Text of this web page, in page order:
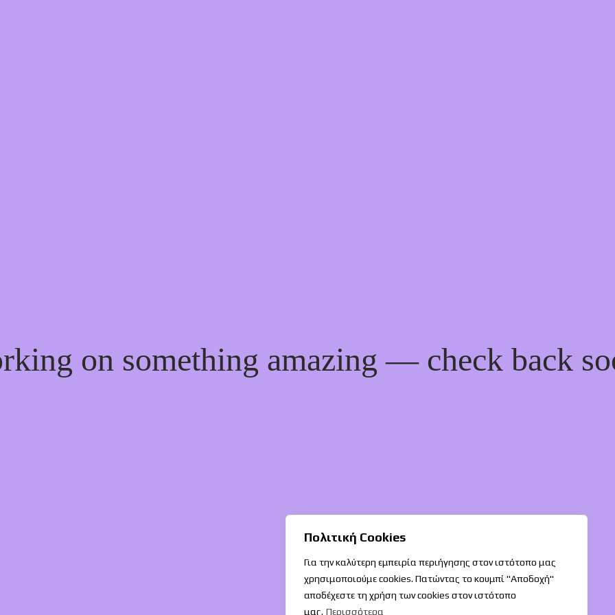
Πολιτική Cookies
Για την καλύτερη εμπειρία περιήγησης στον ιστότοπο μας
χρησιμοποιούμε cookies. Πατώντας το κουμπί "Αποδοχή"
αποδέχεστε τη χρήση των cookies στον ιστότοπο
μας. Περισσότερα
on something amazing — check back